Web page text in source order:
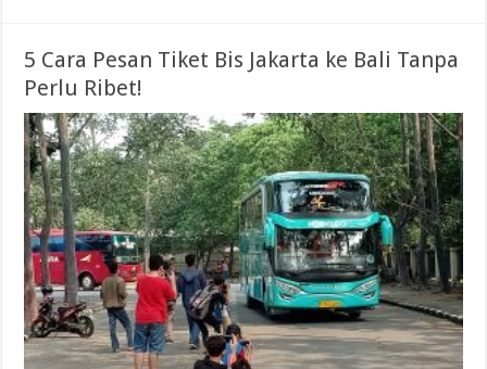
5 Cara Pesan Tiket Bis Jakarta ke Bali Tanpa
Perlu Ribet!